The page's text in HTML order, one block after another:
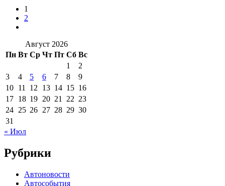
1
2
Август 2026
Пн Вт Ср Чт Пт Сб Вс
1
2
3
4 5 6 7 8
9
10 11 12 13 14 15 16
17 18 19 20 21 22 23
24 25 26 27 28 29 30
31
« Июл
Рубрики
Автоновости
Автособытия